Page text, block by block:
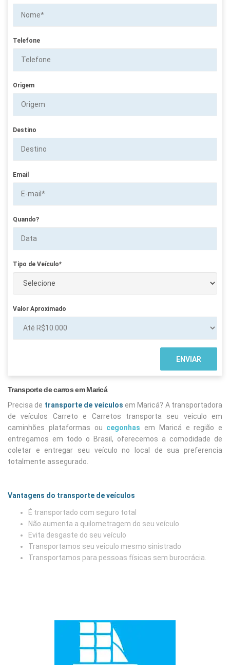
Telefone
Origem
Destino
Email
Quando?
Tipo de Veículo*
Valor Aproximado
Transporte de carros em Maricá
Precisa de transporte de veículos em Maricá? A transportadora
de veículos Carreto e Carretos transporta seu veiculo em
caminhões plataformas ou cegonhas em Maricá e região e
entregamos em todo o Brasil, oferecemos a comodidade de
coletar e entregar seu veículo no local de sua preferencia
totalmente assegurado.
Vantagens do transporte de veículos
É transportado com seguro total
Não aumenta a quilometragem do seu veículo
Evita desgaste do seu veículo
Transportamos seu veiculo mesmo sinistrado
Transportamos para pessoas físicas sem burocrácia.